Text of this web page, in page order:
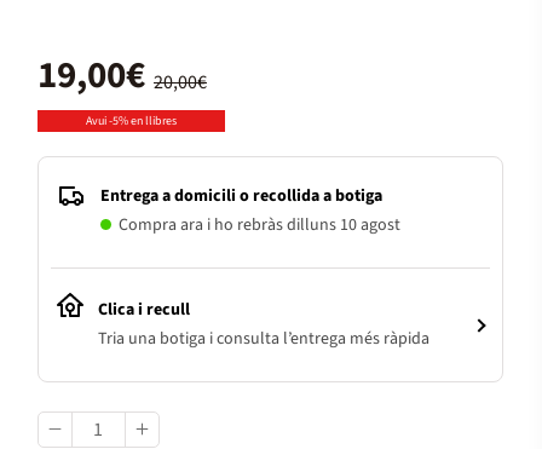
20,00€
19,00€
Avui -5% en llibres
Entrega a domicili o recollida a botiga
Compra ara i ho rebràs dilluns 10 agost
Clica i recull
Tria una botiga i consulta l’entrega més ràpida